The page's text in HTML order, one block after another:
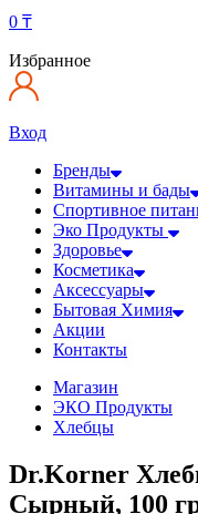
0 ₸
Избранное
Вход
Бренды
Витамины и бады
Спортивное
Эко Продукты
Здоровье
Косметика
Аксессуары
Бытовая Химия
Акции
Контакты
Магазин
ЭКО Продукты
Хлебцы
Dr.Korner
Сырный, 100